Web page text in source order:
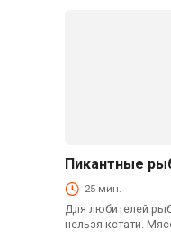
Пикантные
25 мин.
Для любителей
нельзя кстати.